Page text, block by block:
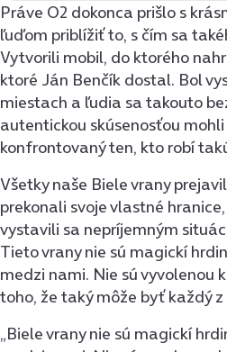
Práve O2 dokonca prišlo s
ľuďom priblížiť to, s čím sa
Vytvorili mobil, do ktorého
ktoré Ján Benčík dostal. Bol
miestach a ľudia sa takouto
autentickou skúsenosťou
konfrontovaný ten, kto robí
Všetky naše Biele vrany
prekonali svoje vlastné
vystavili sa nepríjemným
Tieto vrany nie sú magickí
medzi nami. Nie sú vyvolenou
toho, že taký môže byť každý z
„Biele vrany nie sú magickí